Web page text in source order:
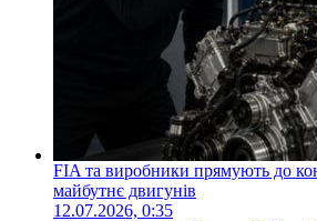
FIA та виробники прямують до
майбутнє двигунів
12.07.2026, 0:35